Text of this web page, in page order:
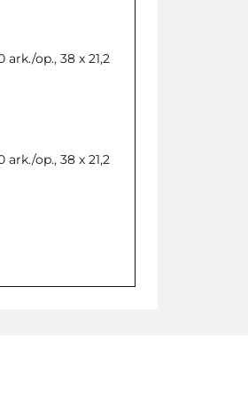
ark./op., 38 x 21,2
ark./op., 38 x 21,2